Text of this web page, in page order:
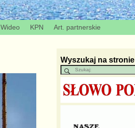
Wideo KPN
Art. partnerskie
Wyszukaj na stronie